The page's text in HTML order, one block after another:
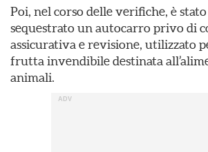
Poi, nel corso delle verifiche, è
sequestrato un autocarro privo di
assicurativa e revisione, utilizzato
frutta invendibile destinata
animali.